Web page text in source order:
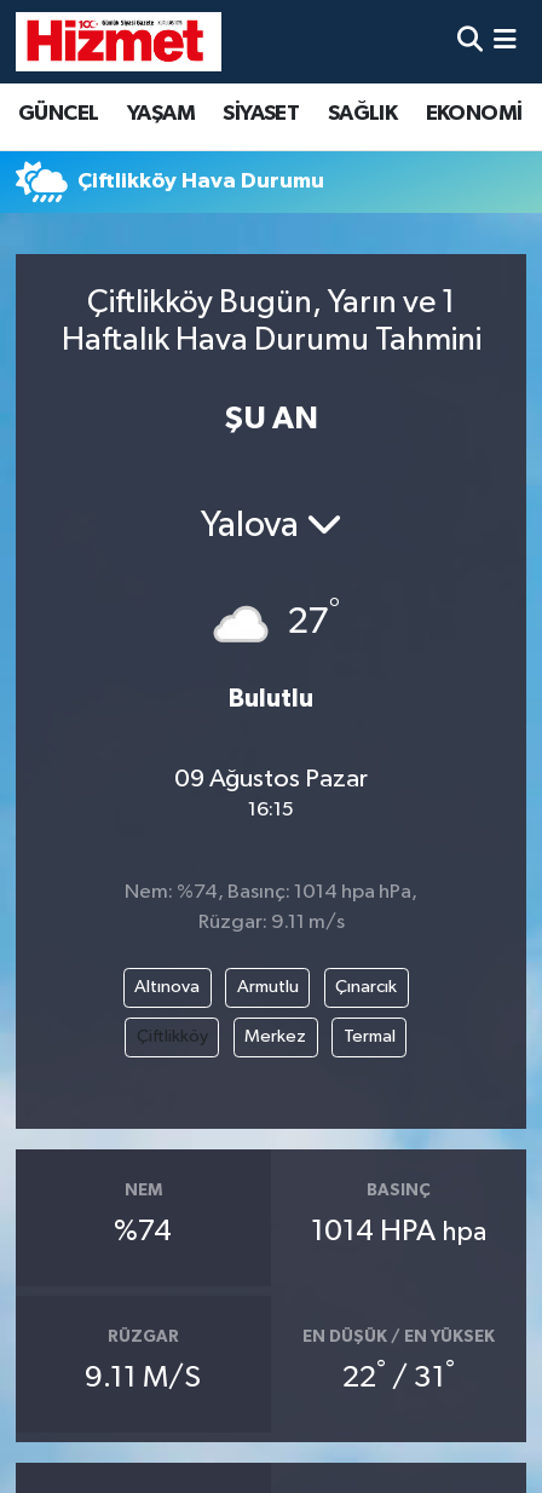
GÜNCEL YAŞAM SİYASET SAĞLIK EKONOMİ
Çiftlikköy Hava Durumu
Çiftlikköy Bugün, Yarın ve 1
Haftalık Hava Durumu Tahmini
ŞU AN
Yalova
27°
Bulutlu
09 Ağustos Pazar
16:15
Nem: %74, Basınç: 1014 hpa hPa,
Rüzgar: 9.11 m/s
Altınova Armutlu Çınarcık
Çiftlikköy Merkez Termal
NEM
%74
BASINÇ
1014 HPA hpa
RÜZGAR
9.11 M/S
EN DÜŞÜK / EN YÜKSEK
22° / 31 °
YAŞAM
SİYASET
EKONOMİ
Denizli Hava Durumu
Denizli Trafik Yoğunluk Haritası
Tüm Manşetler